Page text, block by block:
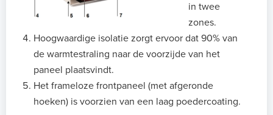
in twee
zones.
Hoogwaardige isolatie zorgt ervoor dat 90% van
de warmtestraling naar de voorzijde van het
paneel plaatsvindt.
Het frameloze frontpaneel (met afgeronde
hoeken) is voorzien van een laag poedercoating.